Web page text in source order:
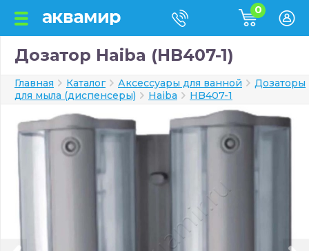
0
Дозатор Haiba (HB407-1)
Главная Каталог Аксессуары для ванной
Дозаторы
для мыла (диспенсеры)
Haiba HB407-1